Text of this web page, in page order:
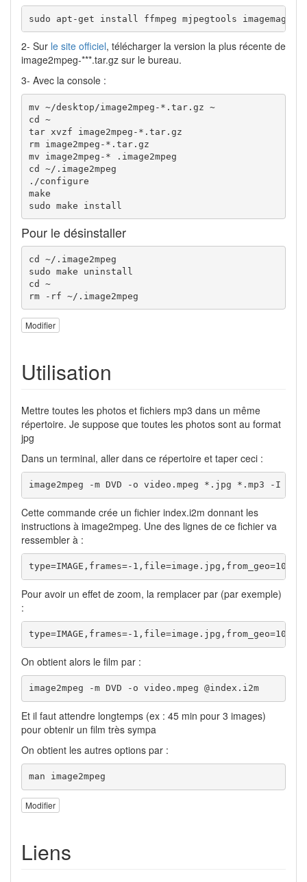
sudo apt-get install ffmpeg mjpegtools imagemagick
2- Sur le site officiel, télécharger la version la plus récente de
image2mpeg-***.tar.gz sur le bureau.
3- Avec la console :
mv ~/desktop/image2mpeg-*.tar.gz ~
cd ~
tar xvzf image2mpeg-*.tar.gz
rm image2mpeg-*.tar.gz
mv image2mpeg-* .image2mpeg
cd ~/.image2mpeg
./configure
make
sudo make install
Pour le désinstaller
cd ~/.image2mpeg
sudo make uninstall
cd ~
rm -rf ~/.image2mpeg
Modifier
Utilisation
Mettre toutes les photos et fichiers mp3 dans un même
répertoire. Je suppose que toutes les photos sont au format
jpg
Dans un terminal, aller dans ce répertoire et taper ceci :
image2mpeg -m DVD -o video.mpeg *.jpg *.mp3 -I
Cette commande crée un fichier index.i2m donnant les
instructions à image2mpeg. Une des lignes de ce fichier va
ressembler à :
type=IMAGE,frames=-
Pour avoir un effet de zoom, la remplacer par (par exemple)
:
type=IMAGE,frames=-
On obtient alors le film par :
image2mpeg -m DVD -o video.mpeg @index.i2m
Et il faut attendre longtemps (ex : 45 min pour 3 images)
pour obtenir un film très sympa
On obtient les autres options par :
man image2mpeg
Modifier
Liens